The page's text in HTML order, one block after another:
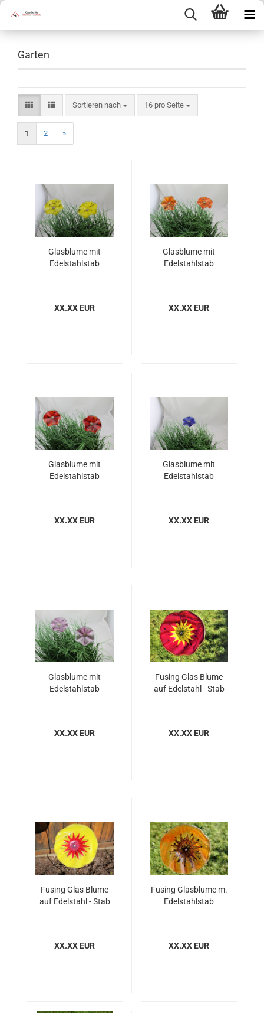
Garten
Sortieren nach
Sortieren nach 16 pro Seite
pro Seite
1 2 »
Glasblume mit
Edelstahlstab
XX.XX EUR
Glasblume mit
Edelstahlstab
XX.XX EUR
Glasblume mit
Edelstahlstab
XX.XX EUR
Glasblume mit
Edelstahlstab
XX.XX EUR
Glasblume mit
Edelstahlstab
XX.XX EUR
Fusing Glas Blume
auf Edelstahl - Stab
XX.XX EUR
Fusing Glas Blume
auf Edelstahl - Stab
XX.XX EUR
Fusing Glasblume m.
Edelstahlstab
XX.XX EUR